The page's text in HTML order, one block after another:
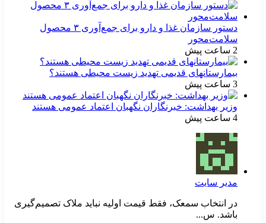
دستور سازمان غذا و دارو برای جمع‌آوری ۳ محصول
سلامت‌محور
2 ساعت پیش
بیمارستانهای قدیمی تهدید زیست محیطی هستند؟
3 ساعت پیش
وزیر بهداشت: خبرنگاران نگهبان اعتماد عمومی هستند
4 ساعت پیش
مدیر سایت
در انتخاب سمعک، فقط قیمت اولیه نباید ملاک تصمیم‌گیری
باشد. س...